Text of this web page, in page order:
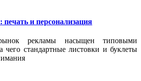
и персонализация
рекламы насыщен типовыми
чего стандартные листовки и буклеты